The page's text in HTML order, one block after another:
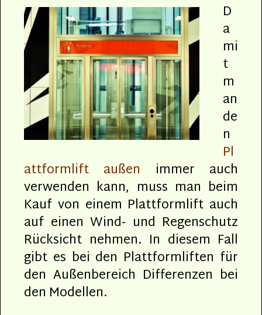
D
a
mi
t
m
an
de
n
Pl
attformlift außen immer auch
verwenden kann, muss man beim
Kauf von einem Plattformlift auch
auf einen Wind- und Regenschutz
Rücksicht nehmen. In diesem Fall
gibt es bei den Plattformliften für
den Außenbereich Differenzen bei
den Modellen.